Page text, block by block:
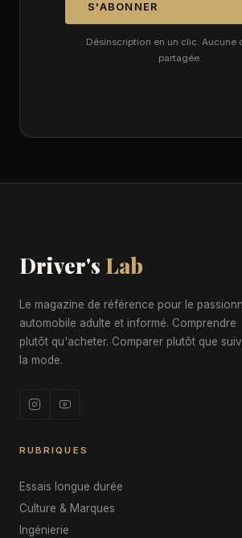
S'ABONNER
Désinscription en un clic. Aucune
partagée.
Driver's Lab
Le magazine de référence pour le
automobile adulte et informé. Comprendre
plutôt qu'acheter. Comparer plutôt que
la mode.
RUBRIQUES
Essais longue durée
Culture & Marques
Ingénierie